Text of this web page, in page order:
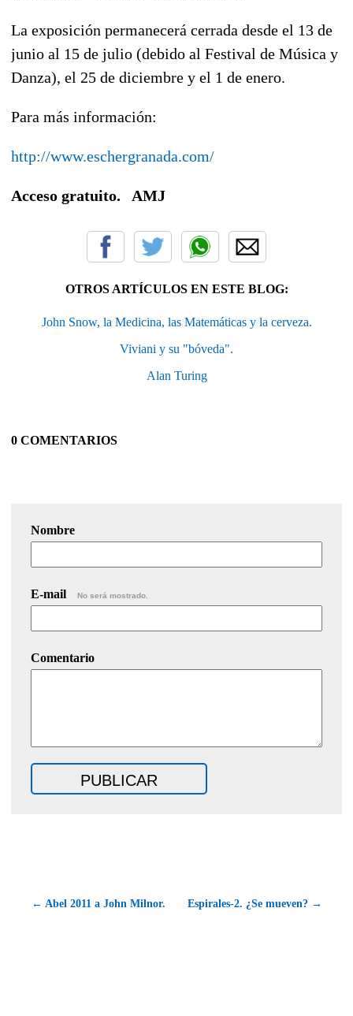
La exposición permanecerá cerrada desde el 13 de
junio al 15 de julio (debido al Festival de Música y
Danza), el 25 de diciembre y el 1 de enero.
Para más información:
http://www.eschergranada.com/
Acceso gratuito. AMJ
OTROS ARTÍCULOS EN ESTE BLOG:
John Snow, la Medicina, las Matemáticas y la cerveza.
Viviani y su "bóveda".
Alan Turing
0 COMENTARIOS
Nombre
E-mail No será mostrado.
Comentario
← Abel 2011 a John Milnor. Espirales-2. ¿Se mueven? →